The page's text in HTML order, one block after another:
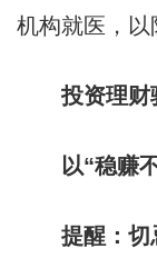
机构就医，以
投资理财
以“稳赚不
提醒：切忌